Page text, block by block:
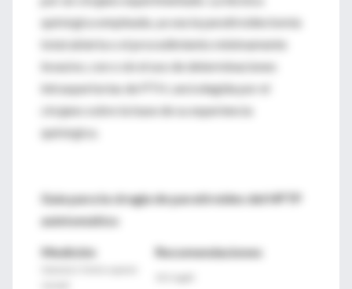
quirúrgica empleada, ya sea la paratiroidectomía
total abierta o el procedimiento mínimamente
invasivo, con o sin el uso de determinaciones
intraopertorias de PTH, será elegida por el
cirujano sobre la base de su experiencia
quirúrgica.
Guía para la cirugía de paratiroides del HPTP
asintomático
Medición Recomendaciones